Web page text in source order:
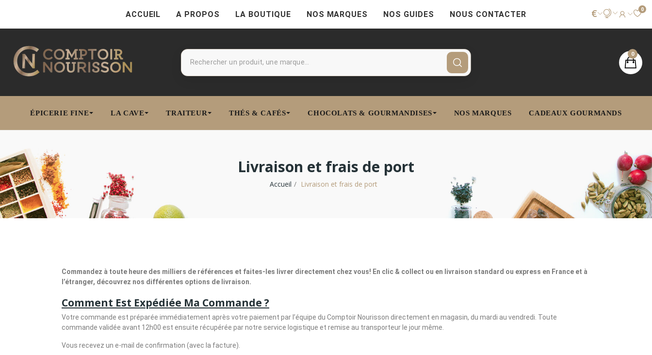
ACCUEIL A PROPOS LA BOUTIQUE NOS MARQUES NOS GUIDES NOUS CONTACTER € 0
0
ÉPICERIE FINE LA CAVE TRAITEUR THÉS & CAFÉS CHOCOLATS & GOURMANDISES NOS MARQUES CADEAUX GOURMANDS
Livraison et frais de port
Accueil Livraison et frais de port
Commandez à toute heure des milliers de références et faites-les livrer directement chez vous! En clic & collect ou en livraison standard ou express en France et à
l’étranger, découvrez nos différentes options de livraison.
Comment Est Expédiée Ma Commande ?
Votre commande est préparée immédiatement après votre paiement par l’équipe du Comptoir Nourisson directement en magasin, du mardi au vendredi. Toute
commande validée avant 12h00 est ensuite récupérée par notre service logistique et remise au transporteur le jour même.
Vous recevez un e-mail de confirmation (avec la facture).